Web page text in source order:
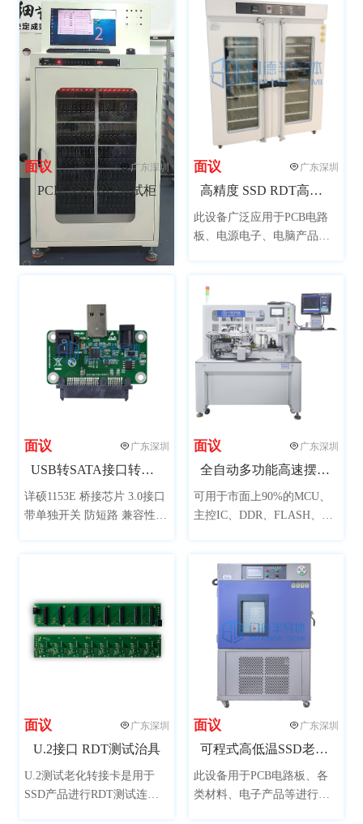
面议 广东深圳
PCIE SSD BIT测试柜
面议 广东深圳
高精度 SSD RDT高温测试柜
此设备广泛应用于PCB电路
板、电源电子、电脑产品、
橡塑轮胎、太阳能逆变器等
领域产品的模拟在高温环境
下的老化筛选试验
面议 广东深圳
USB转SATA接口转接板（新一代主控兼容性更强）
详硕1153E 桥接芯片 3.0接口
带单独开关 防短路 兼容性
面议 广东深圳
全自动多功能高速摆盘机
可用于市面上90%的MCU、
主控IC、DDR、FLASH、黑
上常用的黑盘或吸塑盘，自
动堆叠摆放，帮助封装测试
厂商解决一机多功能摆盘工
面议 广东深圳
U.2接口 RDT测试治具
U.2测试老化转接卡是用于
SSD产品进行RDT测试连接
面议 广东深圳
可程式高低温SSD老化试验箱
此设备用于PCB电路板、各
类材料、电子产品等进行高